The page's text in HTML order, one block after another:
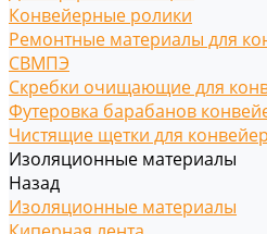
Конвейерные ролики
Ремонтные материалы для
СВМПЭ
Скребки очищающие для
Футеровка барабанов
Чистящие щетки для
Изоляционные материалы
Назад
Изоляционные материалы